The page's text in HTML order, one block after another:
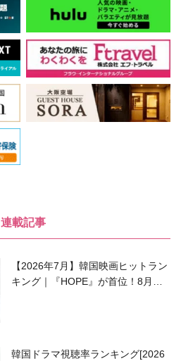
連載記事
【2026年7月】韓国映画ヒットラン
キング｜『HOPE』が首位！8月公
韓国ドラマ視聴率ランキング[2026